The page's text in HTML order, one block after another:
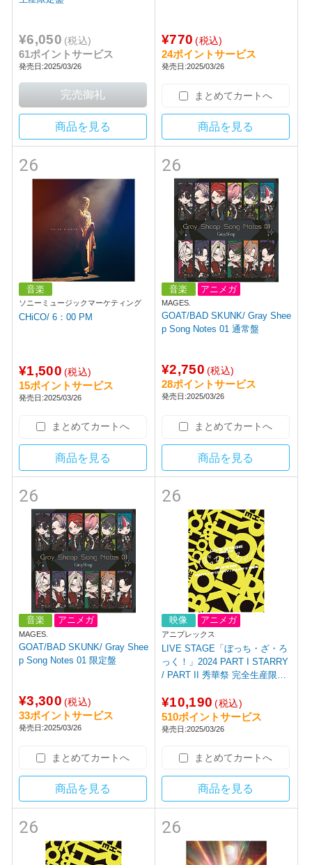
¥6,050 (税込)
61ポイントサービス
発売日:2025/03/26
商品を見る
¥770 (税込)
24ポイントサービス
発売日:2025/03/26
まとめてカートへ
商品を見る
26
音楽
ソニーミュージックマーケティング
CHiCO/ 6：00 PM
¥1,500 (税込)
15ポイントサービス
発売日:2025/03/26
まとめてカートへ
商品を見る
26
音楽 アニメガ
MAGES.
GOAT/BAD SKUNK/ Gray Shee
p Song Notes 01 通常盤
¥2,750 (税込)
28ポイントサービス
発売日:2025/03/26
まとめてカートへ
商品を見る
26
音楽 アニメガ
MAGES.
GOAT/BAD SKUNK/ Gray Shee
p Song Notes 01 限定盤
¥3,300 (税込)
33ポイントサービス
発売日:2025/03/26
まとめてカートへ
商品を見る
26
映像 アニメガ
アニプレックス
LIVE STAGE「ぼっち・ざ・ろ
っく！」2024 PART I STARRY
/ PART II 秀華祭 完全生産限定
¥10,190 (税込)
510ポイントサービス
発売日:2025/03/26
まとめてカートへ
商品を見る
26 26